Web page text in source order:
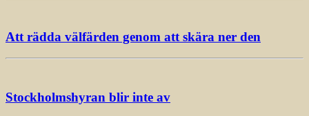
Att rädda välfärden genom att skära ner den
Stockholmshyran blir inte av